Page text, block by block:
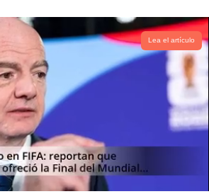
Lea el artículo